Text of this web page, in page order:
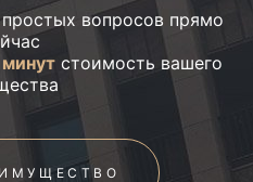
вопросов прямо
стоимость вашего